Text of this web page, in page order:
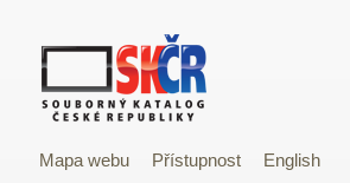
Mapa webu Přístupnost English